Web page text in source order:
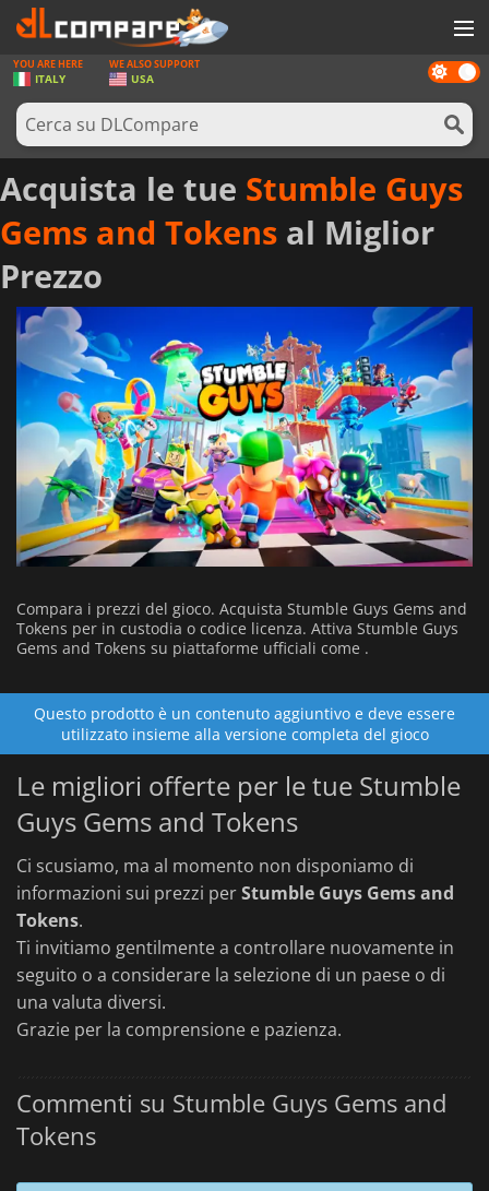
GIOCHI
PREPAGATE
SOFTWARE
REWARDS
HARDWARE
NOTIZIE
ACCEDI O REGISTRATI
Dark
mode
YOU ARE HERE
ITALY
WE ALSO SUPPORT
USA
Acquista le tue Stumble Guys
Gems and Tokens al Miglior
Prezzo
Compara i prezzi del gioco. Acquista Stumble Guys Gems and
Tokens per in custodia o codice licenza. Attiva Stumble Guys
Gems and Tokens su piattaforme ufficiali come .
Questo prodotto è un contenuto aggiuntivo e deve essere
utilizzato insieme alla versione completa del gioco
Le migliori offerte per le tue Stumble
Guys Gems and Tokens
Ci scusiamo, ma al momento non disponiamo di
informazioni sui prezzi perStumble Guys Gems and
Tokens.
Ti invitiamo gentilmente a controllare nuovamente in
seguito o a considerare la selezione di un paese o di
una valuta diversi.
Grazie per la comprensione e pazienza.
Commenti su Stumble Guys Gems and
Tokens